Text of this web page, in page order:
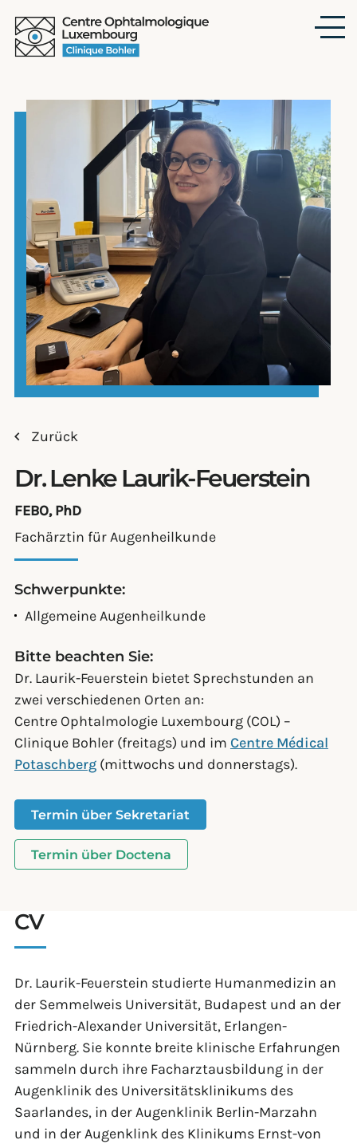
Zum
Hauptinhalt
Zurück
Dr. Lenke Laurik-Feuerstein
FEBO, PhD
Fachärztin für Augenheilkunde
Schwerpunkte:
Allgemeine Augenheilkunde
Bitte beachten Sie:
Dr. Laurik-Feuerstein bietet Sprechstunden an
zwei verschiedenen Orten an:
Centre Ophtalmologie Luxembourg (COL) –
Clinique Bohler (freitags) und im Centre Médical
Potaschberg(mittwochs und donnerstags).
Termin über Sekretariat
Termin über Doctena
CV
Dr. Laurik-Feuerstein studierte Humanmedizin an
der Semmelweis Universität, Budapest und an der
Friedrich-Alexander Universität, Erlangen-
Nürnberg. Sie konnte breite klinische Erfahrungen
sammeln durch ihre Facharztausbildung in der
Augenklinik des Universitätsklinikums des
Saarlandes, in der Augenklinik Berlin-Marzahn
und in der Augenklink des Klinikums Ernst-von